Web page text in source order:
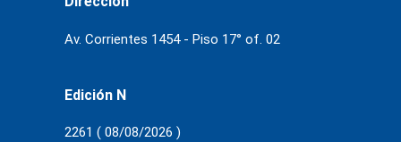
Av. Corrientes 1454 - Piso 17° of. 02
Edición N
2261 ( 08/08/2026 )